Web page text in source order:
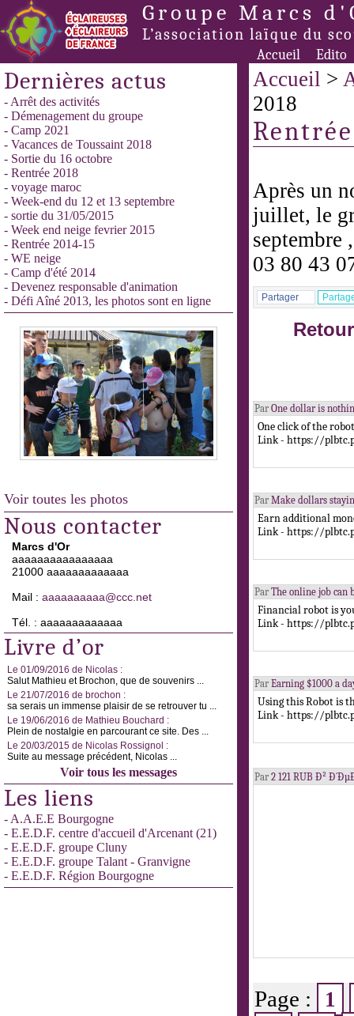
Groupe Marcs
L’association laïque du
Accueil Edito
Dernières actus
- Arrêt des activités
- Démenagement du groupe
- Camp 2021
- Vacances de Toussaint 2018
- Sortie du 16 octobre
- Rentrée 2018
- voyage maroc
- Week-end du 12 et 13 septembre
- sortie du 31/05/2015
- Week end neige fevrier 2015
- Rentrée 2014-15
- WE neige
- Camp d'été 2014
- Devenez responsable d'animation
- Défi Aîné 2013, les photos sont en ligne
Voir toutes les photos
Nous contacter
Marcs d'Or
aaaaaaaaaaaaaaaa
21000 aaaaaaaaaaaaa
Mail : aaaaaaaaaa@ccc.net
Tél. : aaaaaaaaaaaaa
Livre d’or
Le 01/09/2016 de Nicolas :
Salut Mathieu et Brochon, que de souvenirs ...
Le 21/07/2016 de brochon :
sa serais un immense plaisir de se retrouver tu ...
Le 19/06/2016 de Mathieu Bouchard :
Plein de nostalgie en parcourant ce site. Des ...
Le 20/03/2015 de Nicolas Rossignol :
Suite au message précédent, Nicolas ...
Voir tous les messages
Les liens
- A.A.E.E Bourgogne
- E.E.D.F. centre d'accueil d'Arcenant (21)
- E.E.D.F. groupe Cluny
- E.E.D.F. groupe Talant - Granvigne
- E.E.D.F. Région Bourgogne
Accueil >
2018
Après un
juillet, le
septembre
03 80 43
Partager
Par One dollar is
One click of the
Link - https://
Par Make dollars
Earn additional
Link - https://
Par The online job
Financial robot is
Link - https://
Par Earning $1000 a
Using this Robot is
Link - https://
Par 2 121 RUB Ð²
Page :
1